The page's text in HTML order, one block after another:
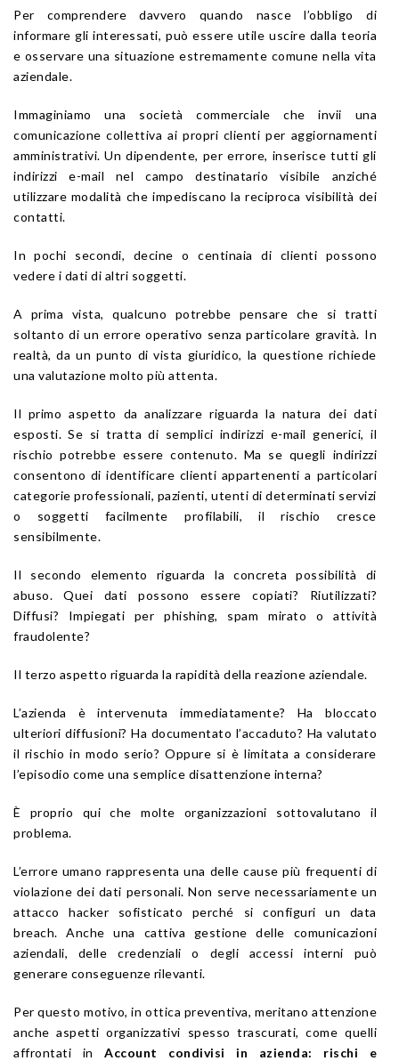
Per comprendere davvero quando nasce l’obbligo di
informare gli interessati, può essere utile uscire dalla teoria
e osservare una situazione estremamente comune nella vita
aziendale.
Immaginiamo una società commerciale che invii una
comunicazione collettiva ai propri clienti per aggiornamenti
amministrativi. Un dipendente, per errore, inserisce tutti gli
indirizzi e-mail nel campo destinatario visibile anziché
utilizzare modalità che impediscano la reciproca visibilità dei
contatti.
In pochi secondi, decine o centinaia di clienti possono
vedere i dati di altri soggetti.
A prima vista, qualcuno potrebbe pensare che si tratti
soltanto di un errore operativo senza particolare gravità. In
realtà, da un punto di vista giuridico, la questione richiede
una valutazione molto più attenta.
Il primo aspetto da analizzare riguarda la natura dei dati
esposti. Se si tratta di semplici indirizzi e-mail generici, il
rischio potrebbe essere contenuto. Ma se quegli indirizzi
consentono di identificare clienti appartenenti a particolari
categorie professionali, pazienti, utenti di determinati servizi
o soggetti facilmente profilabili, il rischio cresce
sensibilmente.
Il secondo elemento riguarda la concreta possibilità di
abuso. Quei dati possono essere copiati? Riutilizzati?
Diffusi? Impiegati per phishing, spam mirato o attività
fraudolente?
Il terzo aspetto riguarda la rapidità della reazione aziendale.
L’azienda è intervenuta immediatamente? Ha bloccato
ulteriori diffusioni? Ha documentato l’accaduto? Ha valutato
il rischio in modo serio? Oppure si è limitata a considerare
l’episodio come una semplice disattenzione interna?
È proprio qui che molte organizzazioni sottovalutano il
problema.
L’errore umano rappresenta una delle cause più frequenti di
violazione dei dati personali. Non serve necessariamente un
attacco hacker sofisticato perché si configuri un data
breach. Anche una cattiva gestione delle comunicazioni
aziendali, delle credenziali o degli accessi interni può
generare conseguenze rilevanti.
Per questo motivo, in ottica preventiva, meritano attenzione
anche aspetti organizzativi spesso trascurati, come quelli
affrontati in Account condivisi in azienda: rischi e